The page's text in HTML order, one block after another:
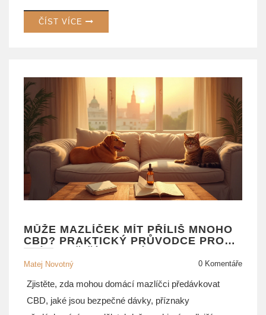
ČÍST VÍCE
MŮŽE MAZLÍČEK MÍT PŘÍLIŠ MNOHO
CBD? PRAKTICKÝ PRŮVODCE PRO
PSÍ A KOČIČÍ ZDRAVÍ
Matej Novotný 0 Komentáře
Zjistěte, zda mohou domácí mazlíčci předávkovat
CBD, jaké jsou bezpečné dávky, příznaky